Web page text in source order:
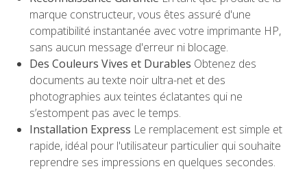
marque constructeur, vous êtes assuré d'une
compatibilité instantanée avec votre imprimante HP,
sans aucun message d'erreur ni blocage.
Des Couleurs Vives et Durables Obtenez des
documents au texte noir ultra-net et des
photographies aux teintes éclatantes qui ne
s’estompent pas avec le temps.
Installation Express Le remplacement est simple et
rapide, idéal pour l'utilisateur particulier qui souhaite
reprendre ses impressions en quelques secondes.